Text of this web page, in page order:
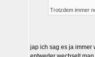
Trotzdem immer
jap ich sag es ja immer